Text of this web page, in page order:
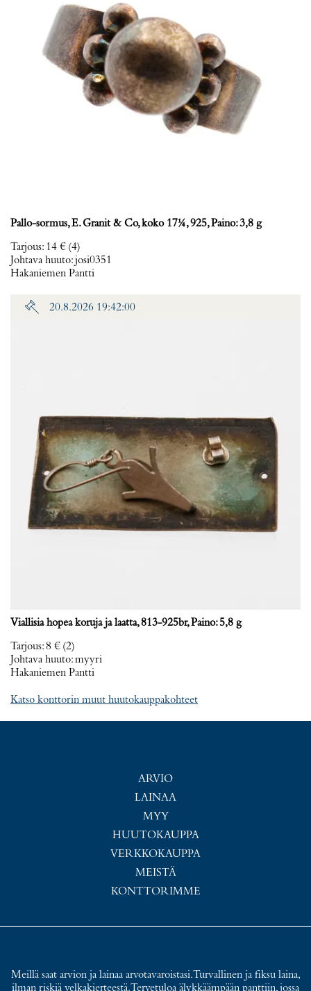
Pallo-sormus, E. Granit & Co, koko 17¼, 925, Paino: 3,8 g
Tarjous: 14 € (4)
Johtava huuto:josi0351
Hakaniemen Pantti
20.8.2026 19:42:00
Viallisia hopea koruja ja laatta, 813-925br, Paino: 5,8 g
Tarjous:8 € (2)
Johtava huuto:myyri
Hakaniemen Pantti
Katso konttorin muut huutokauppakohteet
ARVIO
LAINAA
MYY
HUUTOKAUPPA
VERKKOKAUPPA
MEISTÄ
KONTTORIMME
Meillä saat arvion ja lainaa arvotavaroistasi. Turvallinen ja fiksu laina,
ilman riskiä velkakierteestä. Tervetuloa älykkäämpään panttiin, jossa